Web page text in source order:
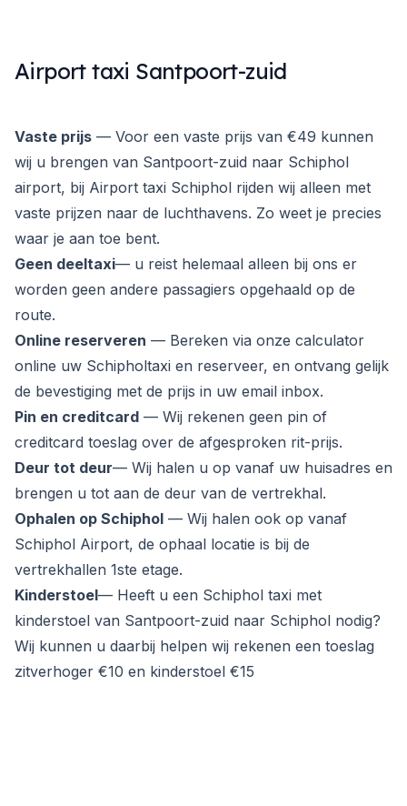
Airport taxi Santpoort-zuid
Vaste prijs — Voor een vaste prijs van €49 kunnen
wij u brengen van Santpoort-zuid naar Schiphol
airport, bij Airport taxi Schiphol rijden wij alleen met
vaste prijzen naar de luchthavens. Zo weet je precies
waar je aan toe bent.
Geen deeltaxi— u reist helemaal alleen bij ons er
worden geen andere passagiers opgehaald op de
route.
Online reserveren — Bereken via onze calculator
online uw Schipholtaxi en reserveer, en ontvang gelijk
de bevestiging met de prijs in uw email inbox.
Pin en creditcard — Wij rekenen geen pin of
creditcard toeslag over de afgesproken rit-prijs.
Deur tot deur— Wij halen u op vanaf uw huisadres en
brengen u tot aan de deur van de vertrekhal.
Ophalen op Schiphol — Wij halen ook op vanaf
Schiphol Airport, de ophaal locatie is bij de
vertrekhallen 1ste etage.
Kinderstoel— Heeft u een Schiphol taxi met
kinderstoel van Santpoort-zuid naar Schiphol nodig?
Wij kunnen u daarbij helpen wij rekenen een toeslag
zitverhoger €10 en kinderstoel €15